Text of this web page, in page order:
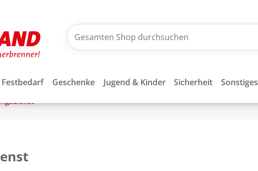
Festbedarf Geschenke Jugend & Kinder Sicherheit Sonstiges